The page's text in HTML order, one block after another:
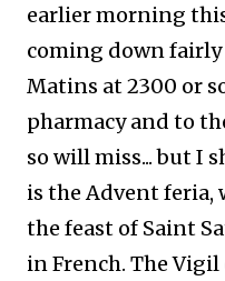
earlier morning
coming down
Matins at 2300 or
pharmacy and to
so will miss... but I
is the Advent
the feast of Saint
in French. The